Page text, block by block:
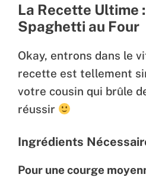
La Recette Ultime
Spaghetti au Four
Okay, entrons dans le
recette est tellement
votre cousin qui brûle
réussir
Ingrédients
Pour une courge